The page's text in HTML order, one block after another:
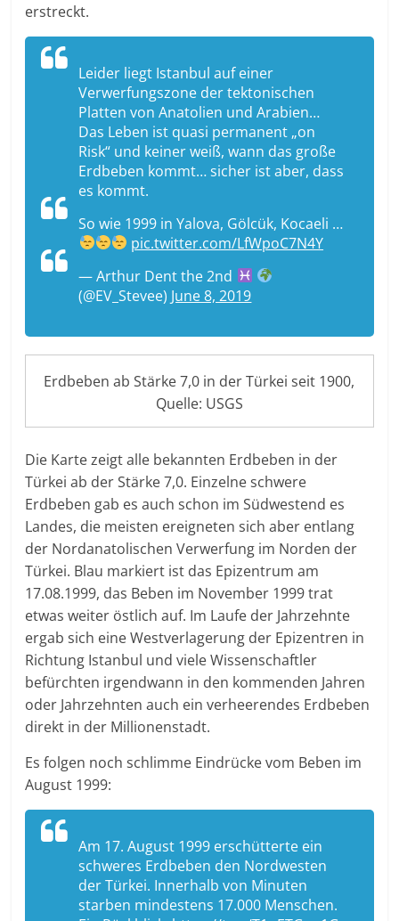
erstreckt.
Leider liegt Istanbul auf einer
Verwerfungszone der tektonischen
Platten von Anatolien und Arabien…
Das Leben ist quasi permanent „on
Risk“ und keiner weiß, wann das große
Erdbeben kommt… sicher ist aber, dass
es kommt.
So wie 1999 in Yalova, Gölcük, Kocaeli …
pic.twitter.com/LfWpoC7N4Y
— Arthur Dent the 2nd
(@EV_Stevee) June 8, 2019
Erdbeben ab Stärke 7,0 in der Türkei seit 1900,
Quelle: USGS
Die Karte zeigt alle bekannten Erdbeben in der
Türkei ab der Stärke 7,0. Einzelne schwere
Erdbeben gab es auch schon im Südwestend es
Landes, die meisten ereigneten sich aber entlang
der Nordanatolischen Verwerfung im Norden der
Türkei. Blau markiert ist das Epizentrum am
17.08.1999, das Beben im November 1999 trat
etwas weiter östlich auf. Im Laufe der Jahrzehnte
ergab sich eine Westverlagerung der Epizentren in
Richtung Istanbul und viele Wissenschaftler
befürchten irgendwann in den kommenden Jahren
oder Jahrzehnten auch ein verheerendes Erdbeben
direkt in der Millionenstadt.
Es folgen noch schlimme Eindrücke vom Beben im
August 1999:
Am 17. August 1999 erschütterte ein
schweres Erdbeben den Nordwesten
der Türkei. Innerhalb von Minuten
starben mindestens 17.000 Menschen.